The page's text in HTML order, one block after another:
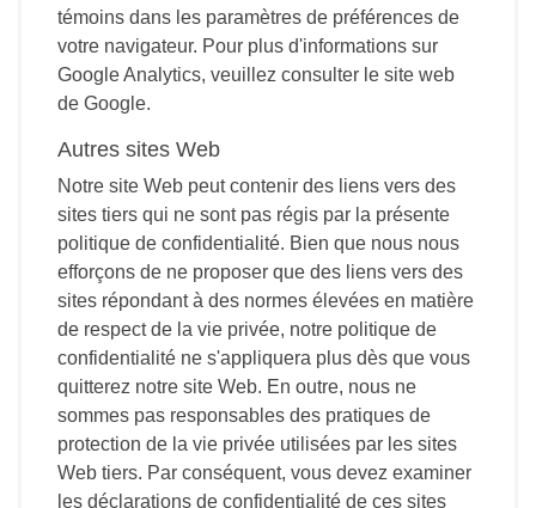
témoins dans les paramètres de préférences de
votre navigateur. Pour plus d'informations sur
Google Analytics, veuillez consulter le site web
de Google.
Autres sites Web
Notre site Web peut contenir des liens vers des
sites tiers qui ne sont pas régis par la présente
politique de confidentialité. Bien que nous nous
efforçons de ne proposer que des liens vers des
sites répondant à des normes élevées en matière
de respect de la vie privée, notre politique de
confidentialité ne s'appliquera plus dès que vous
quitterez notre site Web. En outre, nous ne
sommes pas responsables des pratiques de
protection de la vie privée utilisées par les sites
Web tiers. Par conséquent, vous devez examiner
les déclarations de confidentialité de ces sites